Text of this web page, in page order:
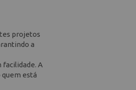
projetos
a
A
está